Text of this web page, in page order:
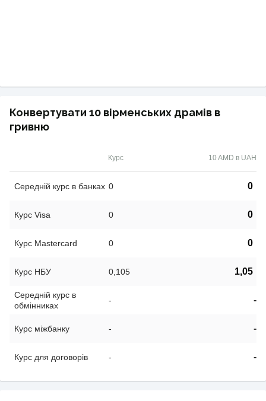
Конвертувати 10 вірменських драмів в
гривню
Курс 10 AMD в UAH
Середній курс в банках 0 0
Курс Visa 0 0
Курс Mastercard 0 0
Курс НБУ 0,105 1,05
Середній курс в
обмінниках
- -
Курс міжбанку - -
Курс для договорів - -